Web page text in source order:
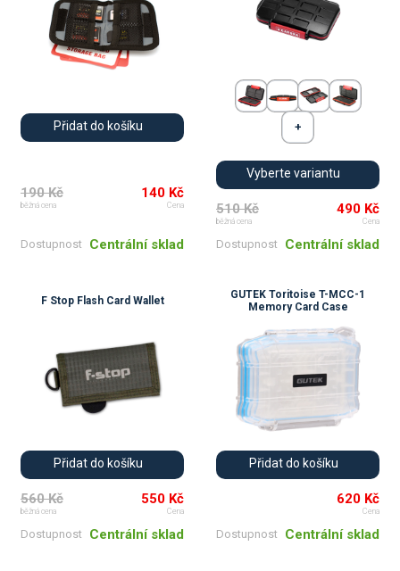
Přidat do košíku
190 Kč
běžná cena
140 Kč
Cena
Dostupnost Centrální sklad
Vyberte variantu
510 Kč
běžná cena
490 Kč
Cena
Dostupnost Centrální sklad
F Stop Flash Card Wallet
Přidat do košíku
560 Kč
běžná cena
550 Kč
Cena
Dostupnost Centrální sklad
GUTEK Toritoise T-MCC-1
Memory Card Case
Přidat do košíku
620 Kč
Cena
Dostupnost Centrální sklad